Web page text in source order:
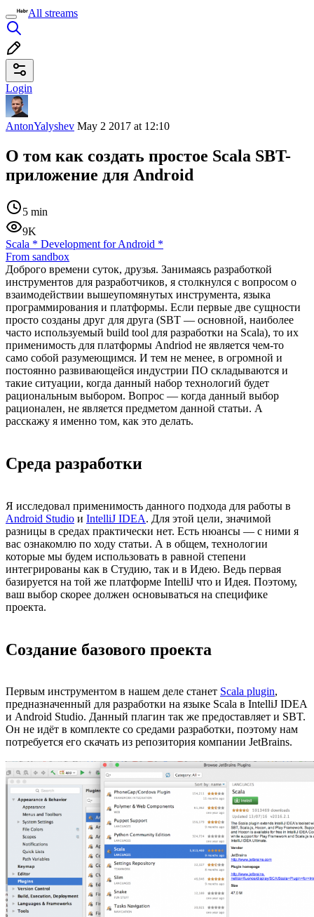
All streams
Login
AntonYalyshev May 2 2017 at 12:10
О том как создать простое Scala SBT-
приложение для Android
5 min
9K
Scala * Development for Android *
From sandbox
Доброго времени суток, друзья. Занимаясь разработкой
инструментов для разработчиков, я столкнулся с вопросом о
взаимодействии вышеупомянутых инструмента, языка
программирования и платформы. Если первые две сущности
просто созданы друг для друга (SBT — основной, наиболее
часто используемый build tool для разработки на Scala), то их
применимость для платформы Andriod не является чем-то
само собой разумеющимся. И тем не менее, в огромной и
постоянно развивающейся индустрии ПО складываются и
такие ситуации, когда данный набор технологий будет
рациональным выбором. Вопрос — когда данный выбор
рационален, не является предметом данной статьи. А
расскажу я именно том, как это делать.
Среда разработки
Я исследовал применимость данного подхода для работы в
Android Studio и IntelliJ IDEA. Для этой цели, значимой
разницы в средах практически нет. Есть нюансы — с ними я
вас ознакомлю по ходу статьи. А в общем, технологии
которые мы будем использовать в равной степени
интегрированы как в Студию, так и в Идею. Ведь первая
базируется на той же платформе IntelliJ что и Идея. Поэтому,
ваш выбор скорее должен основываться на специфике
проекта.
Создание базового проекта
Первым инструментом в нашем деле станет Scala plugin,
предназначенный для разработки на языке Scala в IntelliJ IDEA
и Android Studio. Данный плагин так же предоставляет и SBT.
Он не идёт в комплекте со средами разработки, поэтому нам
потребуется его скачать из репозитория компании JetBrains.